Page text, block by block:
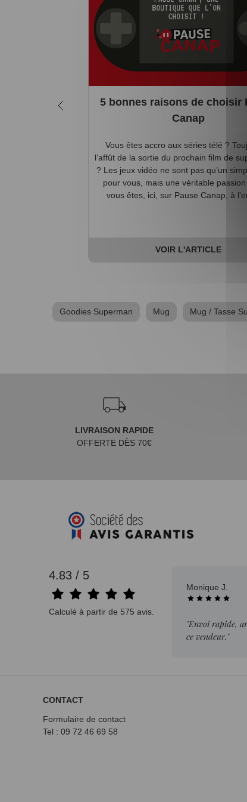
5 bonnes raisons de choisir
Canap
Vous êtes accro aux séries télé ?
l’affût de la sortie du prochain film de
? Les jeux vidéo ne sont pas qu’un
pour vous, mais une véritable passion
vous êtes, ici, sur Pause Canap, à
VOIR L'ARTICLE
Goodies Superman Mug Mug / Tasse
LIVRAISON RAPIDE
OFFERTE DÈS 70€
4.83 / 5
Calculé à partir de 575 avis.
Monique J.
"Envoi rapide,
ce vendeur."
CONTACT
Formulaire de contact
Tel : 09 72 46 69 58